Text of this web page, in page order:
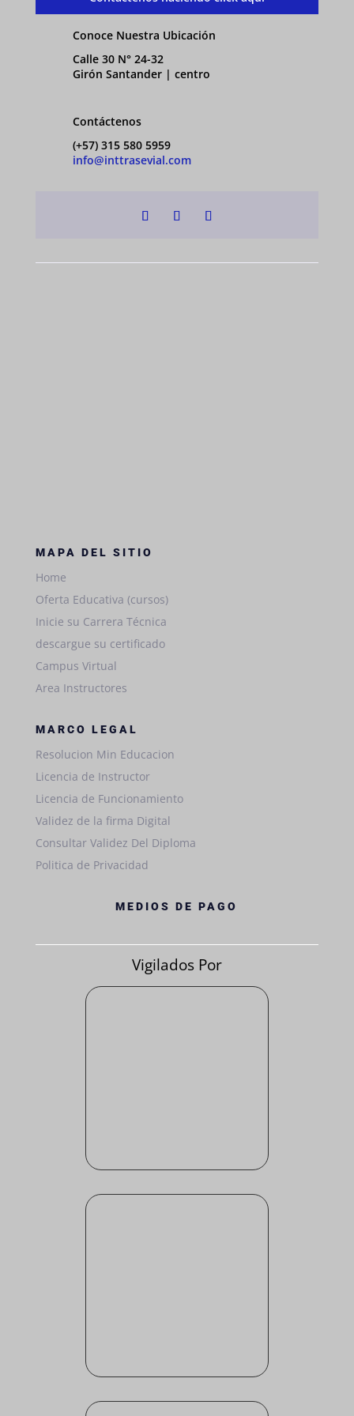
Conoce Nuestra Ubicación
Calle 30 N° 24-32
Girón Santander | centro
Contáctenos
(+57) 315 580 5959
info@inttrasevial.com
MAPA DEL SITIO
Home
Oferta Educativa (cursos)
Inicie su Carrera Técnica
descargue su certificado
Campus Virtual
Area Instructores
MARCO LEGAL
Resolucion Min Educacion
Licencia de Instructor
Licencia de Funcionamiento
Validez de la firma Digital
Consultar Validez Del Diploma
Politica de Privacidad
MEDIOS DE PAGO
Vigilados Por